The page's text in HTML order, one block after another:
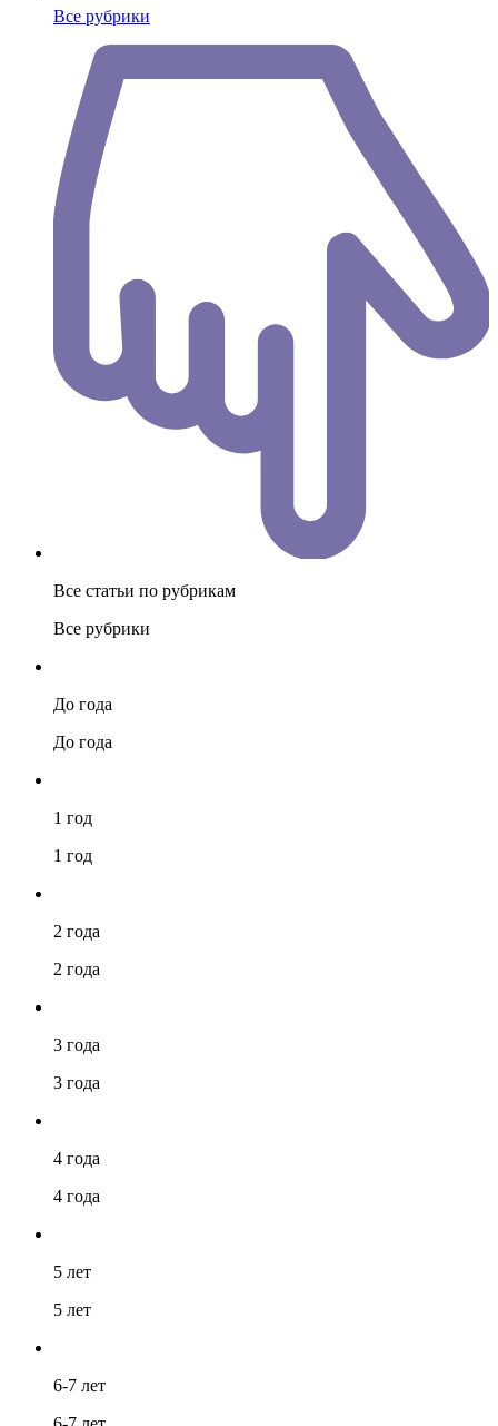
Все рубрики
Все статьи по рубрикам
Все рубрики
До года
До года
1 год
1 год
2 года
2 года
3 года
3 года
4 года
4 года
5 лет
5 лет
6-7 лет